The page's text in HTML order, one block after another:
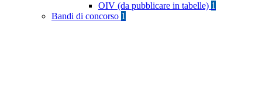
OIV (da pubblicare in tabelle) 1
Bandi di concorso 1